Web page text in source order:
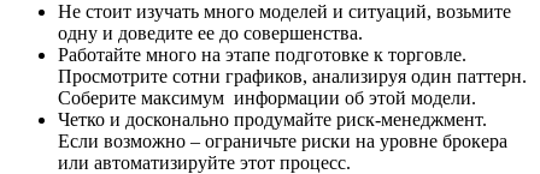
Не стоит изучать много моделей и ситуаций, возьмите
одну и доведите ее до совершенства.
Работайте много на этапе подготовке к торговле.
Просмотрите сотни графиков, анализируя один паттерн.
Соберите максимум информации об этой модели.
Четко и досконально продумайте риск-менеджмент.
Если возможно – ограничьте риски на уровне брокера
или автоматизируйте этот процесс.